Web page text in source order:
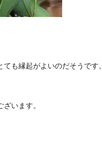
ても縁起がよいのだそうです
います。